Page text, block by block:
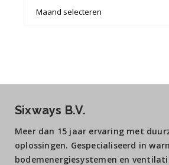
archief
Sixways B.V.
Meer dan 15 jaar ervaring met
oplossingen. Gespecialiseerd in
bodemenergiesystemen en